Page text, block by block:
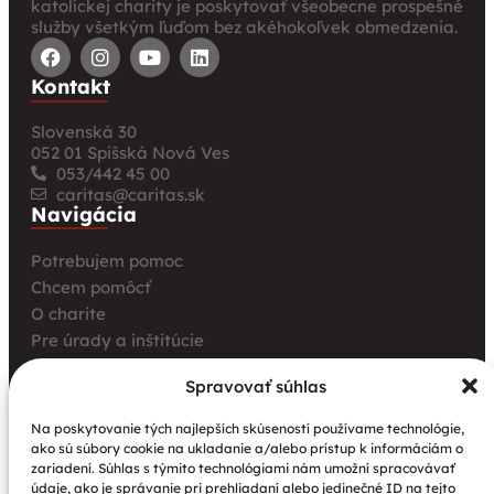
Spravovať súhlas
Na poskytovanie tých najlepších skúseností používame technológie,
ako sú súbory cookie na ukladanie a/alebo prístup k informáciám o
zariadení. Súhlas s týmito technológiami nám umožní spracovávať
údaje, ako je správanie pri prehliadaní alebo jedinečné ID na tejto
katolíckej charity je poskytovať všeobecne prospešné
služby všetkým ľuďom bez akéhokoľvek obmedzenia.
Kontakt
Slovenská 30
052 01 Spišská Nová Ves
053/442 45 00
caritas@caritas.sk
Navigácia
Potrebujem pomoc
Chcem pomôcť
O charite
Pre úrady a inštitúcie
Farské charity
Aktuality
Charita bez hraníc: Stretnutie Spišskej katolíckej
charity a Krakowskej arcidiecéznej charity prinieslo